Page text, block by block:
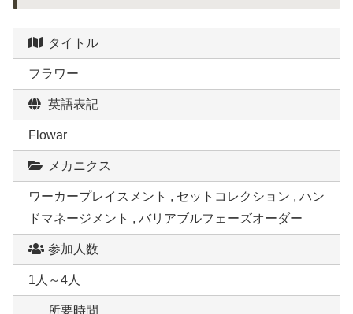
タイトル
フラワー
英語表記
Flowar
メカニクス
ワーカープレイスメント , セットコレクション , ハン
ドマネージメント , バリアブルフェーズオーダー
参加人数
1人～4人
所要時間